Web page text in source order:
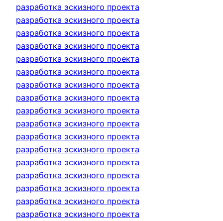
разработка эскизного проекта
разработка эскизного проекта
разработка эскизного проекта
разработка эскизного проекта
разработка эскизного проекта
разработка эскизного проекта
разработка эскизного проекта
разработка эскизного проекта
разработка эскизного проекта
разработка эскизного проекта
разработка эскизного проекта
разработка эскизного проекта
разработка эскизного проекта
разработка эскизного проекта
разработка эскизного проекта
разработка эскизного проекта
разработка эскизного проекта